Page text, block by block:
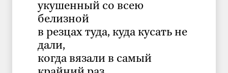
укушенный со всею
белизной
в резцах туда, куда кусать не
дали,
когда вязали в самый